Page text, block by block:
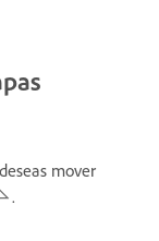
mover
.